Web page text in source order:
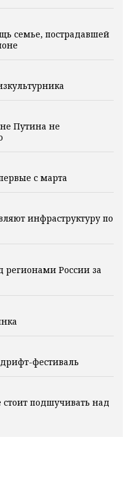
семье, пострадавшей
Путина не
с марта
инфраструктуру по
России за
фестиваль
подшучивать над